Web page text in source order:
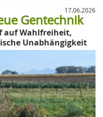
17.06.2026
Gentechnik
auf Wahlfreiheit,
Unabhängigkeit